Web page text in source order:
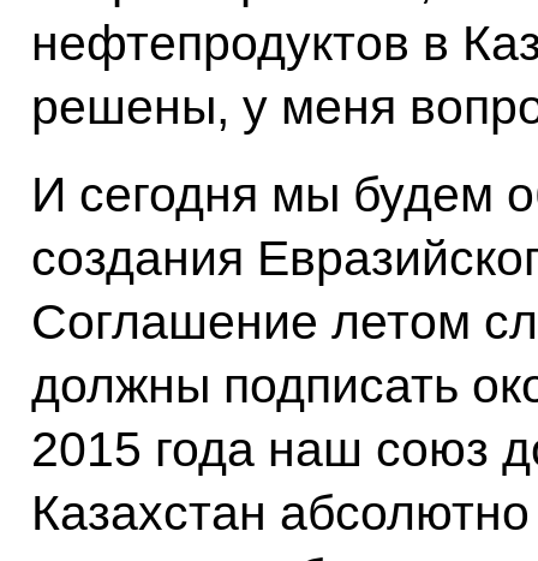
нефтепродуктов в
решены, у меня
И сегодня мы будем
создания
Соглашение летом
должны подписать
2015 года наш союз
Казахстан